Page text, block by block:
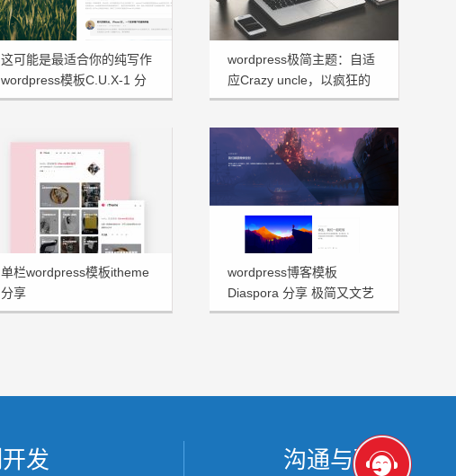
这可能是最适合你的纯写作
wordpress模板C.U.X-1 分
享
wordpress极简主题：自适
应Crazy uncle，以疯狂的
大叔命名！
单栏wordpress模板itheme
分享
wordpress博客模板
Diaspora 分享 极简又文艺
十足
发 沟通与联系